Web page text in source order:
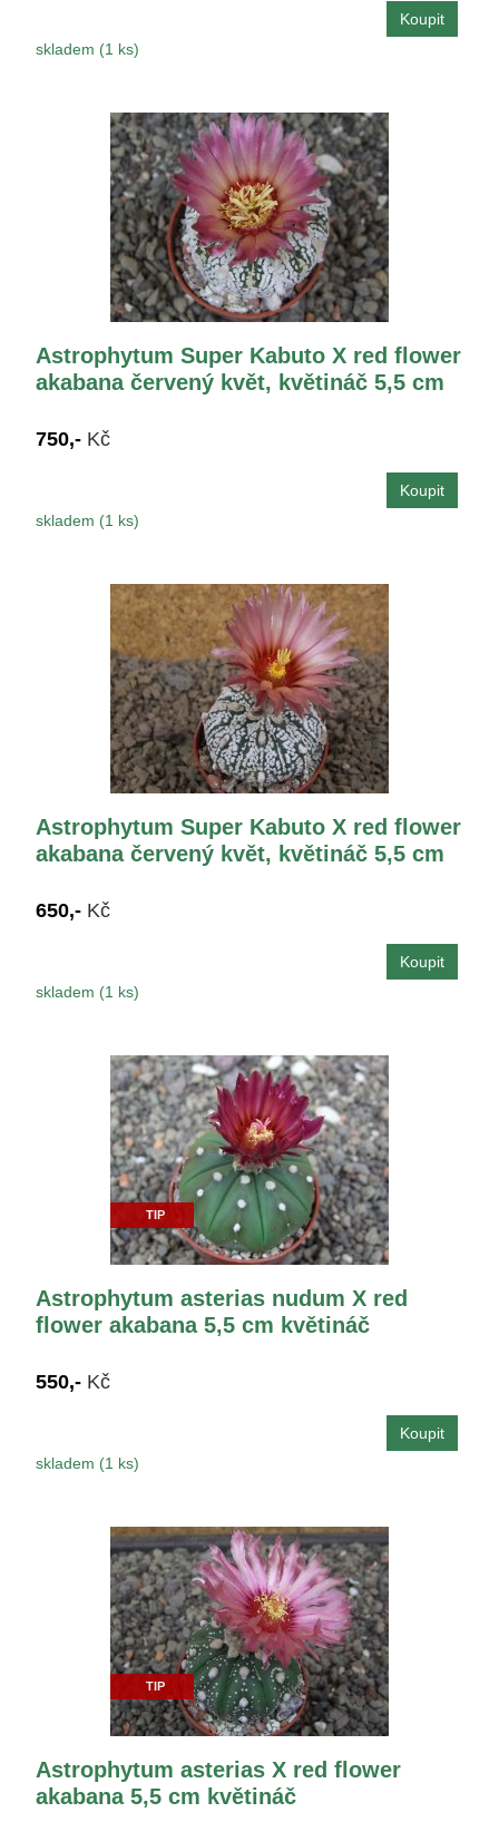
skladem (1 ks)
Astrophytum Super Kabuto X red flower
akabana červený květ, květináč 5,5 cm
750,- Kč
skladem (1 ks)
Astrophytum Super Kabuto X red flower
akabana červený květ, květináč 5,5 cm
650,- Kč
skladem (1 ks)
TIP
Astrophytum asterias nudum X red
flower akabana 5,5 cm květináč
550,- Kč
skladem (1 ks)
TIP
Astrophytum asterias X red flower
akabana 5,5 cm květináč